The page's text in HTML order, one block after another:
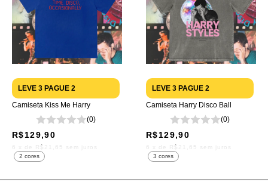
LEVE 3 PAGUE 2
2 cores
Camiseta Kiss Me Harry
(0)
R$129,90
x de R$21,65
LEVE 3 PAGUE 2
3 cores
Camiseta Harry Disco Ball
(0)
R$129,90
x de R$21,65